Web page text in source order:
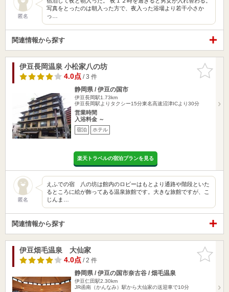
匿名
写真をとったのは朝入った方で、夜入った浴場より若干小さか
っ…
関連情報から探す
お気に入
りに追加
伊豆長岡温泉 小松家八の坊
4.0点/ 3 件
静岡県 / 伊豆の国市
伊豆長岡駅1.73km
伊豆長岡駅よりタクシー15分東名高速沼津ICより30分
営業時間
入浴料金 ～
宿泊 ホテル
楽天トラベルの宿泊プランを見る
匿名
えふでの宿 八の坊は館内のロビーはもとより通路や階段といた
るところに絵が飾ってある温泉旅館です。大きな旅館ですが、こ
じんま…
関連情報から探す
お気に入
りに追加
伊豆畑毛温泉 大仙家
4.0点/ 2 件
静岡県 / 伊豆の国市奈古谷 / 畑毛温泉
伊豆仁田駅2.30km
JR函南（かんなみ）駅から大仙家の送迎車で10分